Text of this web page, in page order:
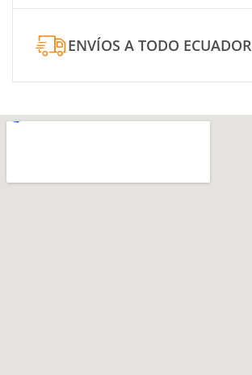
ENVÍOS A TODO ECUADOR